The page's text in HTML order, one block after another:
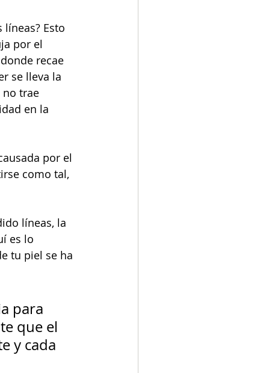
Esto
por el
recae
se lleva la
no trae
en la
por el
como tal,
líneas, la
es lo
tu piel se ha
para
que el
y cada